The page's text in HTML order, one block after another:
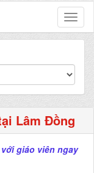
Lâm Đồng
giáo viên ngay